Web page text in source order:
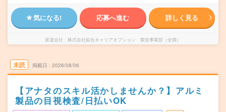
気になる! 応募へ進む 詳しく見る
派遣会社 株式会社綜合キャリアオプション 製造事業部（全国）
未読 掲載日 2026/08/06
【アナタのスキル活かしませんか？】アルミ
製品の目視検査/日払いOK